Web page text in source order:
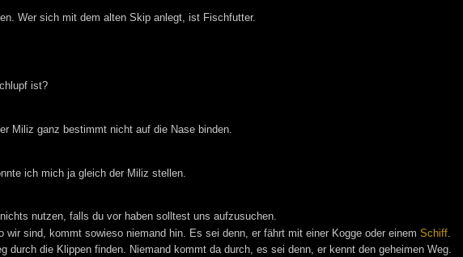
Wer sich mit dem alten Skip anlegt, ist Fischfutter.
ist?
Miliz ganz bestimmt nicht auf die Nase binden.
ich mich ja gleich der Miliz stellen.
nutzen, falls du vor haben solltest uns aufzusuchen.
wir sind, kommt sowieso niemand hin. Es sei denn, er fährt mit einer Kogge oder einem Schiff.
durch die Klippen finden. Niemand kommt da durch, es sei denn, er kennt den geheimen Weg.